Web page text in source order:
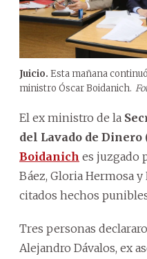
Juicio. Esta mañana
ministro Óscar Boidanich.
El ex ministro de la
del Lavado de Dinero
Boidanich es juzgado
Báez, Gloria Hermosa y
citados hechos
Tres personas
Alejandro Dávalos, ex